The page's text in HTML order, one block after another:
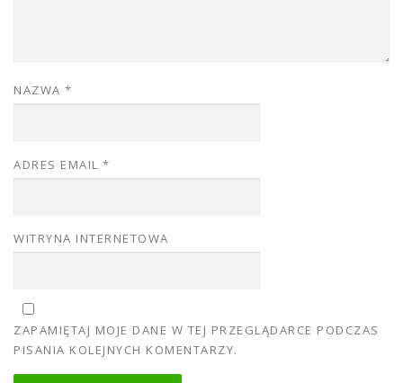
NAZWA *
ADRES EMAIL *
WITRYNA INTERNETOWA
ZAPAMIĘTAJ MOJE DANE W TEJ PRZEGLĄDARCE PODCZAS
PISANIA KOLEJNYCH KOMENTARZY.